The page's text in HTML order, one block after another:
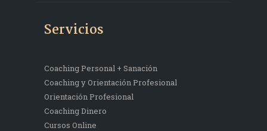
Servicios
Coaching Personal + Sanación
Coaching y Orientación Profesional
Orientación Profesional
Coaching Dinero
Cursos Online